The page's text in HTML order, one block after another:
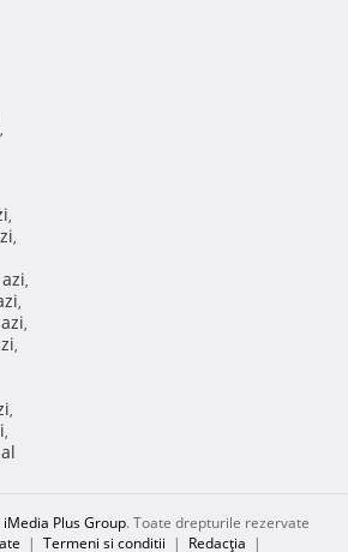
,
,
,
,
,
,
,
,
,
iMedia Plus Group. Toate drepturile rezervate
| Termeni si conditii | Redacţia |